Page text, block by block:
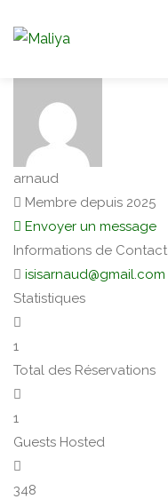
arnaud
Membre depuis 2025
Envoyer un message
Informations de Contact
isisarnaud@gmail.com
Statistiques
1
Total des Réservations
1
Guests Hosted
348